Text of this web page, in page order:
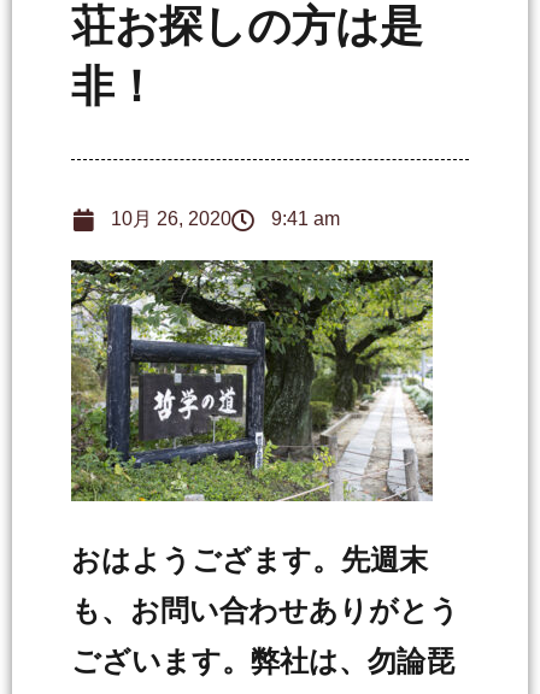
荘お探しの方は是
非！
10月 26, 2020 9:41 am
おはようござます。先週末
も、お問い合わせありがとう
ございます。弊社は、勿論琵